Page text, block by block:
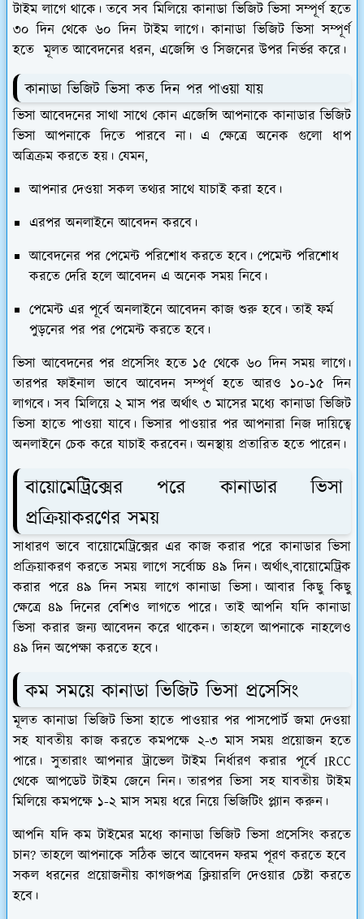
টাইম লাগে থাকে। তবে সব মিলিয়ে কানাডা ভিজিট ভিসা সম্পূর্ণ হতে
৩০ দিন থেকে ৬০ দিন টাইম লাগে। কানাডা ভিজিট ভিসা সম্পূর্ণ
হতে মূলত আবেদনের ধরন, এজেন্সি ও সিজনের উপর নির্ভর করে।
কানাডা ভিজিট ভিসা কত দিন পর পাওয়া যায়
ভিসা আবেদনের সাথা সাথে কোন এজেন্সি আপনাকে কানাডার ভিজিট
ভিসা আপনাকে দিতে পারবে না। এ ক্ষেত্রে অনেক গুলো ধাপ
অত্রিক্রম করতে হয়। যেমন,
আপনার দেওয়া সকল তথ্যর সাথে যাচাই করা হবে।
এরপর অনলাইনে আবেদন করবে।
আবেদনের পর পেমেন্ট পরিশোধ করতে হবে। পেমেন্ট পরিশোধ
করতে দেরি হলে আবেদন এ অনেক সময় নিবে।
পেমেন্ট এর পূর্বে অনলাইনে আবেদন কাজ শুরু হবে। তাই ফর্ম
পুড়নের পর পর পেমেন্ট করতে হবে।
ভিসা আবেদনের পর প্রসেসিং হতে ১৫ থেকে ৬০ দিন সময় লাগে।
তারপর ফাইনাল ভাবে আবেদন সম্পূর্ণ হতে আরও ১০-১৫ দিন
লাগবে। সব মিলিয়ে ২ মাস পর অর্থাৎ ৩ মাসের মধ্যে কানাডা ভিজিট
ভিসা হাতে পাওয়া যাবে। ভিসার পাওয়ার পর আপনারা নিজ দায়িত্বে
অনলাইনে চেক করে যাচাই করবেন। অনস্থায় প্রতারিত হতে পারেন।
বায়োমেট্রিক্সের পরে কানাডার ভিসা
প্রক্রিয়াকরণের সময়
সাধারণ ভাবে বায়োমেট্রিক্সের এর কাজ করার পরে কানাডার ভিসা
প্রক্রিয়াকরণ করতে সময় লাগে সর্বোচ্চ ৪৯ দিন। অর্থাৎ,বায়োমেট্রিক
করার পরে ৪৯ দিন সময় লাগে কানাডা ভিসা। আবার কিছু কিছু
ক্ষেত্রে ৪৯ দিনের বেশিও লাগতে পারে। তাই আপনি যদি কানাডা
ভিসা করার জন্য আবেদন করে থাকেন। তাহলে আপনাকে নাহলেও
৪৯ দিন অপেক্ষা করতে হবে।
কম সময়ে কানাডা ভিজিট ভিসা প্রসেসিং
মূলত কানাডা ভিজিট ভিসা হাতে পাওয়ার পর পাসপোর্ট জমা দেওয়া
সহ যাবতীয় কাজ করতে কমপক্ষে ২-৩ মাস সময় প্রয়োজন হতে
পারে। সুতারাং আপনার ট্রাভেল টাইম নির্ধারণ করার পূর্বে IRCC
থেকে আপডেট টাইম জেনে নিন। তারপর ভিসা সহ যাবতীয় টাইম
মিলিয়ে কমপক্ষে ১-২ মাস সময় ধরে নিয়ে ভিজিটিং প্ল্যান করুন।
আপনি যদি কম টাইমের মধ্যে কানাডা ভিজিট ভিসা প্রসেসিং করতে
চান? তাহলে আপনাকে সঠিক ভাবে আবেদন ফরম পূরণ করতে হবে
সকল ধরনের প্রয়োজনীয় কাগজপত্র ক্লিয়ারলি দেওয়ার চেষ্টা করতে
হবে।